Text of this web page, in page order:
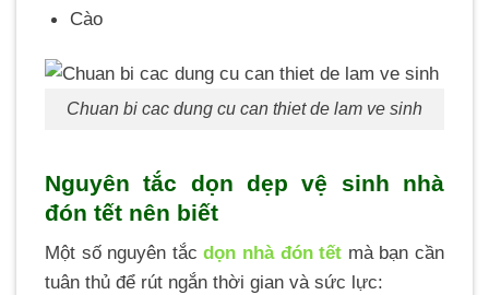
Cào
Chuan bi cac dung cu can thiet de lam ve sinh
Nguyên tắc dọn dẹp vệ sinh nhà
đón tết nên biết
Một số nguyên tắcdọn nhà đón tết mà bạn cần
tuân thủ để rút ngắn thời gian và sức lực: